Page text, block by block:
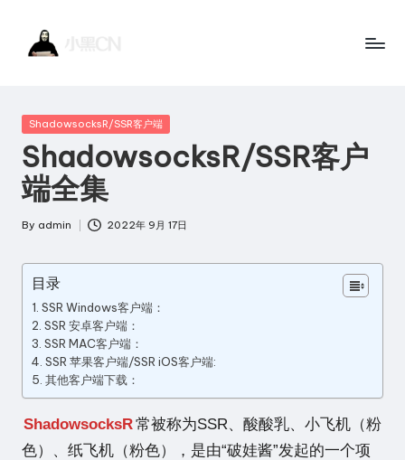
黑
C
N
站
点
一
技
术
的
博
客
网
站
Posted
ShadowsocksR/SSR客户端
ShadowsocksR/SSR客户
端全集
Posted
By admin 2022年 9月 17日
目录
SSR Windows客户端：
SSR 安卓客户端：
SSR MAC客户端：
SSR 苹果客户端/SSR iOS客户端:
其他客户端下载：
ShadowsocksR常被称为SSR、酸酸乳、小飞机（粉
色）、纸飞机（粉色），是由“破娃酱”发起的一个项